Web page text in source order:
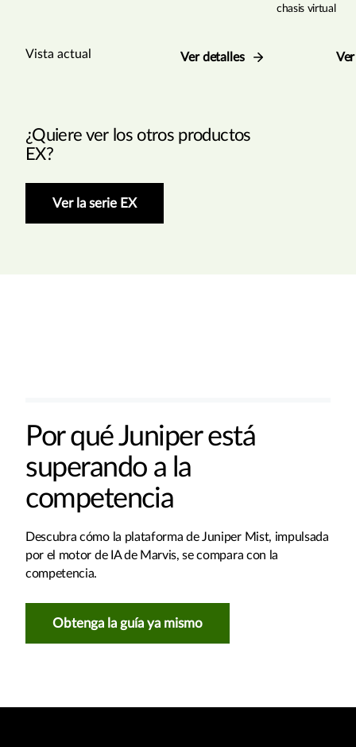
Vista actual
chasis virtual
Ver detalles
¿Quiere ver los otros productos
EX?
Ver la serie EX
Por qué Juniper está
superando a la
competencia
Descubra cómo la plataforma de Juniper Mist, impulsada
por el motor de IA de Marvis, se compara con la
competencia.
Obtenga la guía ya mismo